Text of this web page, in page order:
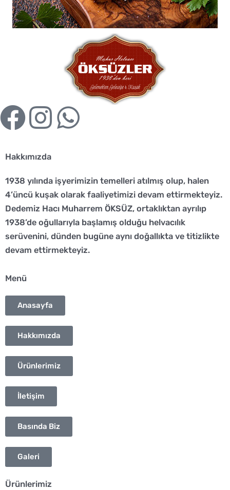
F
c
e
b
o
o
k
I
s
t
a
g
a
m
W
t
s
a
Hakkımızda
1938 yılında işyerimizin temelleri atılmış olup, halen
4’üncü kuşak olarak faaliyetimizi devam ettirmekteyiz.
Dedemiz Hacı Muharrem ÖKSÜZ, ortaklıktan ayrılıp
1938’de oğullarıyla başlamış olduğu helvacılık
serüvenini, dünden bugüne aynı doğallıkta ve titizlikte
devam ettirmekteyiz.
Menü
Anasayfa
Hakkımızda
Ürünlerimiz
İletişim
Basında Biz
Galeri
Ürünlerimiz